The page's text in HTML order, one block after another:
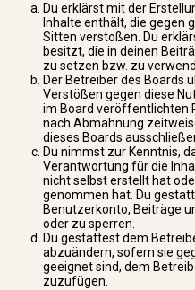
Du erklärst mit der
Inhalte enthält, die gegen
Sitten verstoßen. Du
besitzt, die in deinen
zu setzen bzw. zu
Der Betreiber des Boards
Verstößen gegen diese
im Board veröffentlichten
nach Abmahnung
dieses Boards
Du nimmst zur Kenntnis,
Verantwortung für die
nicht selbst erstellt hat
genommen hat. Du
Benutzerkonto, Beiträge
oder zu sperren.
Du gestattest dem
abzuändern, sofern sie
geeignet sind, dem
zuzufügen.